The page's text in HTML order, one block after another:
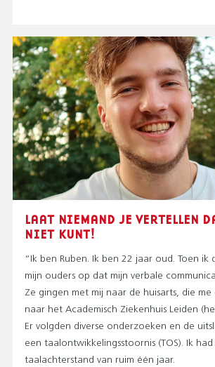
LAAT NIEMAND JE VERTELLEN
NIET KUNT!
“Ik ben Ruben. Ik ben 22 jaar oud. Toen ik
mijn ouders op dat mijn verbale
Ze gingen met mij naar de huisarts, die
naar het Academisch Ziekenhuis Leiden
Er volgden diverse onderzoeken en de
een taalontwikkelingsstoornis (TOS). Ik
taalachterstand van ruim één jaar.